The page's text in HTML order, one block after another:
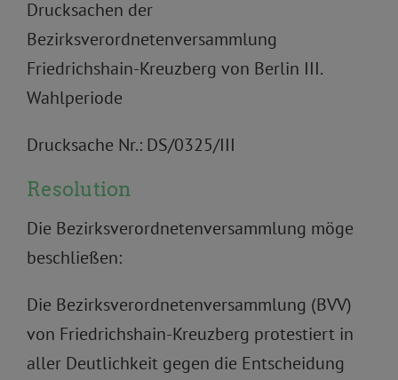
Drucksachen der
Bezirksverordnetenversammlung
Friedrichshain-Kreuzberg von Berlin III.
Wahlperiode
Drucksache Nr.: DS/0325/III
Resolution
Die Bezirksverordnetenversammlung möge
beschließen:
Die Bezirksverordnetenversammlung (BVV)
von Friedrichshain-Kreuzberg protestiert in
aller Deutlichkeit gegen die Entscheidung